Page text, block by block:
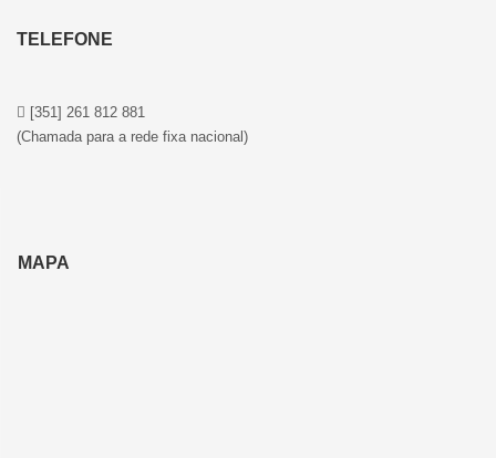
TELEFONE
[351] 261 812 881
(Chamada para a rede fixa nacional)
MAPA